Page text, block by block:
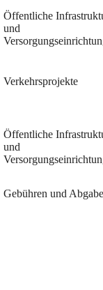
Öffentliche
und
Verkehrsprojekte
Öffentliche
und
Gebühren und